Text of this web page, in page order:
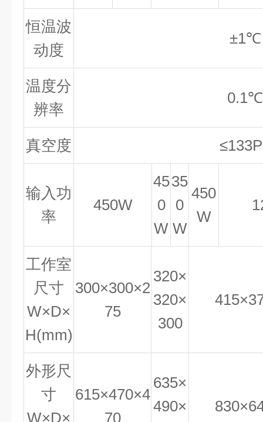
恒温波
动度
±1℃
温度分
辨率
0.1℃
真空度
输入功
率
450W
45
0
W
35
0
W
450
W
工作室
尺寸
W×D×
H(mm)
300×300×2
75
320×
320×
300
外形尺
寸
W×D×
615×470×4
70
635×
490×